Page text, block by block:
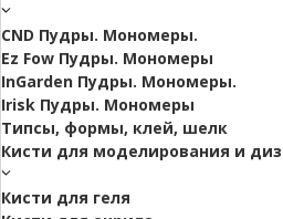
CND Пудры. Мономеры.
Ez Fow Пудры. Мономеры
InGarden Пудры. Мономеры.
Irisk Пудры. Мономеры
Типсы, формы, клей, шелк
Кисти для моделирования и
Кисти для геля